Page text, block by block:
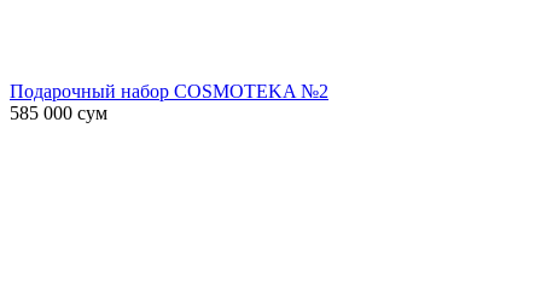
Подарочный набор COSMOTEKA №2
585 000 сум